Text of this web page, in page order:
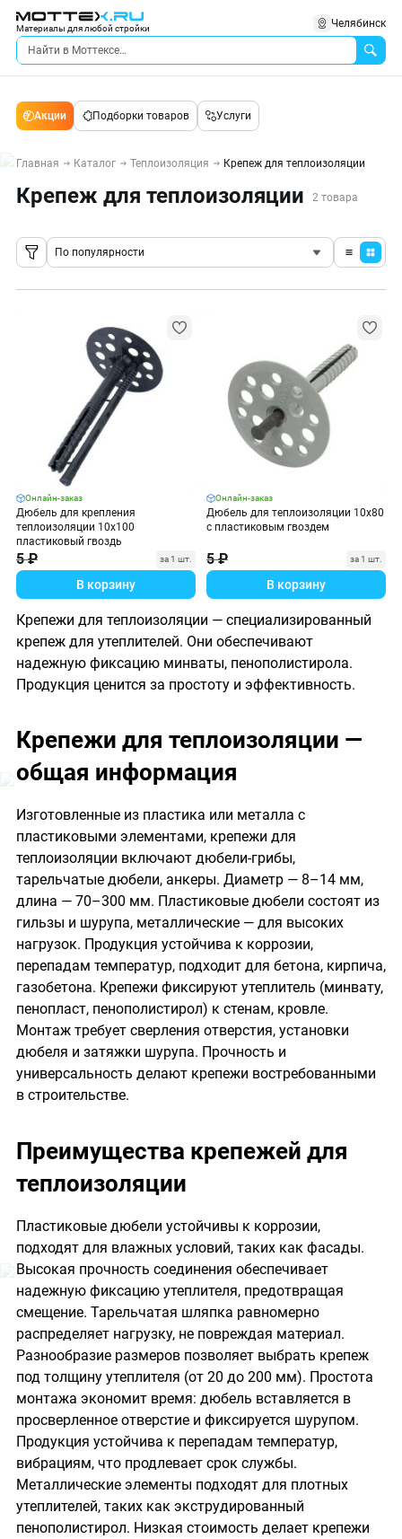
Материалы для любой стройки Челябинск
Акции Подборки товаров Услуги
Главная Каталог Теплоизоляция Крепеж для теплоизоляции
Крепеж для теплоизоляции 2 товара
По популярности
Онлайн-заказ
Дюбель для крепления
теплоизоляции 10х100
пластиковый гвоздь
5 ₽ за 1 шт.
В корзину
Онлайн-заказ
Дюбель для теплоизоляции 10х80
с пластиковым гвоздем
5 ₽ за 1 шт.
В корзину
Крепежи для теплоизоляции — специализированный
крепеж для утеплителей. Они обеспечивают
надежную фиксацию минваты, пенополистирола.
Продукция ценится за простоту и эффективность.
Крепежи для теплоизоляции —
общая информация
Изготовленные из пластика или металла с
пластиковыми элементами, крепежи для
теплоизоляции включают дюбели-грибы,
тарельчатые дюбели, анкеры. Диаметр — 8–14 мм,
длина — 70–300 мм. Пластиковые дюбели состоят из
гильзы и шурупа, металлические — для высоких
нагрузок. Продукция устойчива к коррозии,
перепадам температур, подходит для бетона, кирпича,
газобетона. Крепежи фиксируют утеплитель (минвату,
пенопласт, пенополистирол) к стенам, кровле.
Монтаж требует сверления отверстия, установки
дюбеля и затяжки шурупа. Прочность и
универсальность делают крепежи востребованными
в строительстве.
Преимущества крепежей для
теплоизоляции
Пластиковые дюбели устойчивы к коррозии,
подходят для влажных условий, таких как фасады.
Высокая прочность соединения обеспечивает
надежную фиксацию утеплителя, предотвращая
смещение. Тарельчатая шляпка равномерно
распределяет нагрузку, не повреждая материал.
Разнообразие размеров позволяет выбрать крепеж
под толщину утеплителя (от 20 до 200 мм). Простота
монтажа экономит время: дюбель вставляется в
просверленное отверстие и фиксируется шурупом.
Продукция устойчива к перепадам температур,
вибрациям, что продлевает срок службы.
Металлические элементы подходят для плотных
утеплителей, таких как экструдированный
пенополистирол. Низкая стоимость делает крепежи